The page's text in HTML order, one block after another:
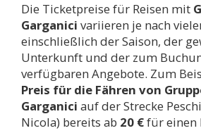
Die Ticketpreise für Reisen mit
Garganici variieren je nach
einschließlich der Saison, der
Unterkunft und der zum
verfügbaren Angebote. Zum
Preis für die Fähren von
Garganici auf der Strecke
Nicola) bereits ab 20 €für einen